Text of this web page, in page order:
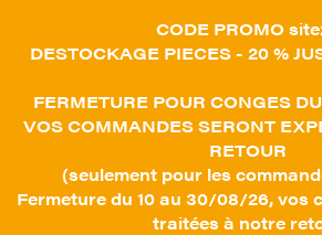
CODE PROMO
DESTOCKAGE PIECES - 20 %
FERMETURE POUR CONGES
VOS COMMANDES SERONT
RETOUR
(seulement pour les
Fermeture du 10 au 30/08/26, vos
traitées à notre